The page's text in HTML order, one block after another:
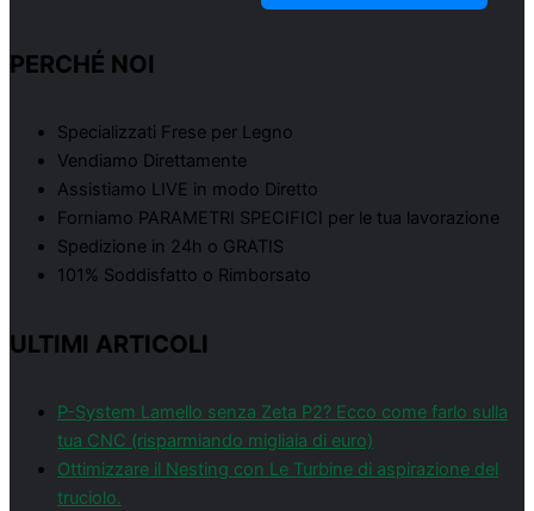
PERCHÉ NOI
Specializzati Frese per Legno
Vendiamo Direttamente
Assistiamo LIVE in modo Diretto
Forniamo PARAMETRI SPECIFICI per le tua lavorazione
Spedizione in 24h o GRATIS
101% Soddisfatto o Rimborsato
ULTIMI ARTICOLI
P-System Lamello senza Zeta P2? Ecco come farlo sulla
tua CNC (risparmiando migliaia di euro)
Ottimizzare il Nesting con Le Turbine di aspirazione del
truciolo.